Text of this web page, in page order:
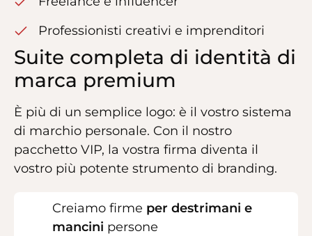
Professionisti creativi e imprenditori
Suite completa di identità di
marca premium
È più di un semplice logo: è il vostro sistema
di marchio personale. Con il nostro
pacchetto VIP, la vostra firma diventa il
vostro più potente strumento di branding.
Creiamo firme per destrimani e
mancini persone